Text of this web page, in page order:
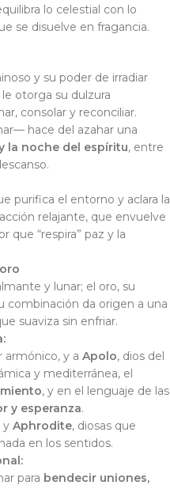
lo celestial con lo
se disuelve en fragancia.
y su poder de irradiar
otorga su dulzura
consolar y reconciliar.
hace del azahar una
la noche del espíritu, entre
purifica el entorno y aclara la
relajante, que envuelve
que “respira” paz y la
y lunar; el oro, su
combinación da origen a una
suaviza sin enfriar.
armónico, y a Apolo, dios del
y mediterránea, el
, y en el lenguaje de las
y esperanza.
y Aphrodite, diosas que
en los sentidos.
para bendecir uniones,